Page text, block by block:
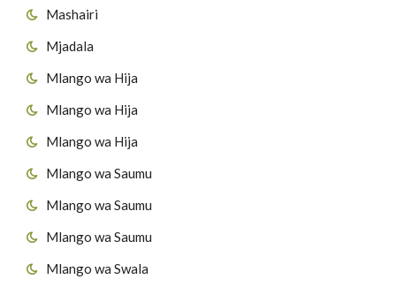
Mashairi
Mjadala
Mlango wa Hija
Mlango wa Hija
Mlango wa Hija
Mlango wa Saumu
Mlango wa Saumu
Mlango wa Saumu
Mlango wa Swala